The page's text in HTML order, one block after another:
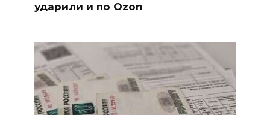
ударили и по Ozon